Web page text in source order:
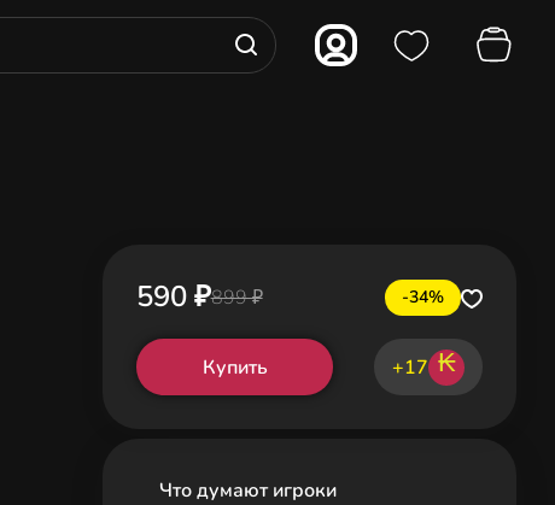
590 ₽899 ₽ -34%
Купить +17 ₭
Что думают игроки